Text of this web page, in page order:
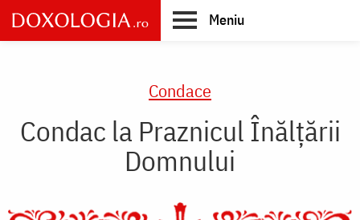
Skip
to
main
Meniu
Condace
Condac la Praznicul Înălțării
Domnului